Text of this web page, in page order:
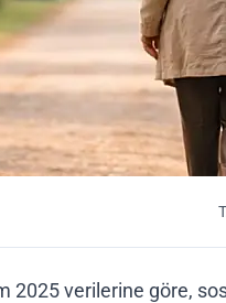
2025 verilerine göre,